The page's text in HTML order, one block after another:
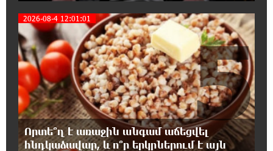
17:07:39 7-08-2026
Նարեկ Կարապետյանը` Կաթողիկոսին
հեռացնել փորձելու մասին
16:57:42 7-08-2026
«ՀայաՔվեն» կանգնած է Հայ առաքելական
եկեղեցու պաշտպանության առաջնագծում.
մաս 3
2026-08-4 12:01:01
Որտե՞ղ է առաջին անգամ աճեցվել
հնդկաձավար, և ո՞ր երկրներում է այն
5